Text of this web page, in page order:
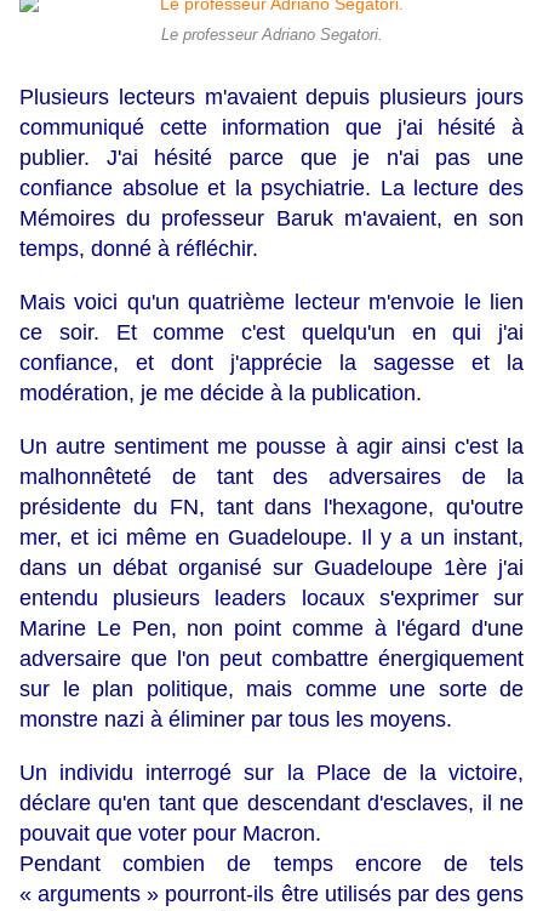
Le professeur Adriano Segatori.
Plusieurs lecteurs m'avaient depuis plusieurs jours
communiqué cette information que j'ai hésité à
publier. J'ai hésité parce que je n'ai pas une
confiance absolue et la psychiatrie. La lecture des
Mémoires du professeur Baruk m'avaient, en son
temps, donné à réfléchir.
Mais voici qu'un quatrième lecteur m'envoie le lien
ce soir. Et comme c'est quelqu'un en qui j'ai
confiance, et dont j'apprécie la sagesse et la
modération, je me décide à la publication.
Un autre sentiment me pousse à agir ainsi c'est la
malhonnêteté de tant des adversaires de la
présidente du FN, tant dans l'hexagone, qu'outre
mer, et ici même en Guadeloupe. Il y a un instant,
dans un débat organisé sur Guadeloupe 1ère j'ai
entendu plusieurs leaders locaux s'exprimer sur
Marine Le Pen, non point comme à l'égard d'une
adversaire que l'on peut combattre énergiquement
sur le plan politique, mais comme une sorte de
monstre nazi à éliminer par tous les moyens.
Un individu interrogé sur la Place de la victoire,
déclare qu'en tant que descendant d'esclaves, il ne
pouvait que voter pour Macron.
Pendant combien de temps encore de tels
« arguments » pourront-ils être utilisés par des gens